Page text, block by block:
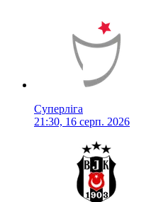
Суперліга
21:30, 16 серп. 2026